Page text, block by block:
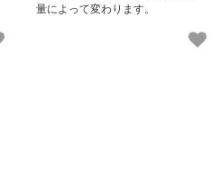
量によって変わります。